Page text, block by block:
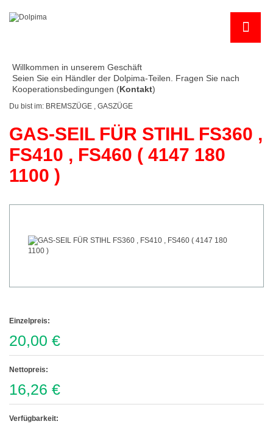
Willkommen in unserem Geschäft
Seien Sie ein Händler der Dolpima-Teilen. Fragen Sie nach
Kooperationsbedingungen (Kontakt)
Du bist im: BREMSZÜGE , GASZÜGE
GAS-SEIL FÜR STIHL FS360 ,
FS410 , FS460 ( 4147 180
1100 )
Einzelpreis:
20,00 €
Nettopreis:
16,26 €
Verfügbarkeit: